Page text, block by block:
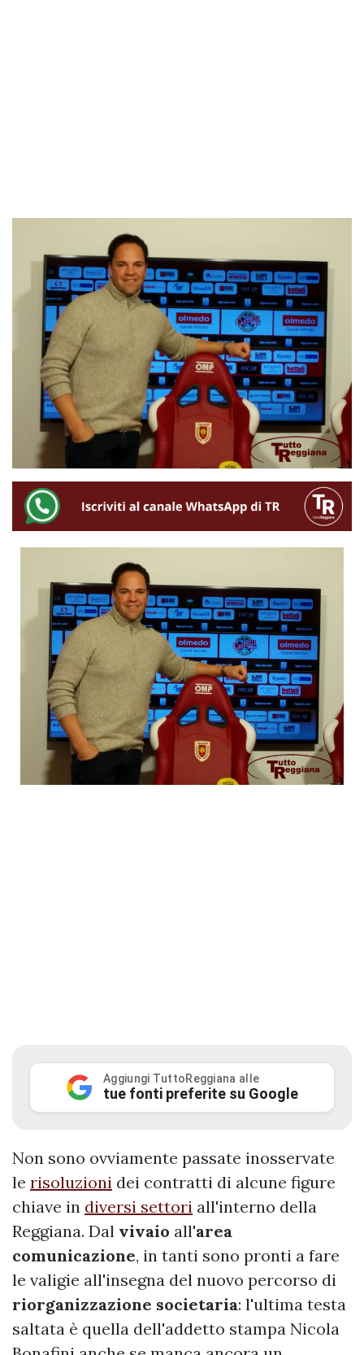
Aggiungi TuttoReggiana alle
tue fonti preferite su Google
Non sono ovviamente passate inosservate
le risoluzioni dei contratti di alcune figure
chiave in diversi settori all'interno della
Reggiana. Dal vivaio all'area
comunicazione, in tanti sono pronti a fare
le valigie all'insegna del nuovo percorso di
riorganizzazione societaria: l'ultima testa
saltata è quella dell'addetto stampa Nicola